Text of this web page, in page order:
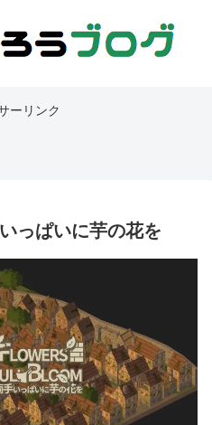
ーリンク
っぱいに芋の花を